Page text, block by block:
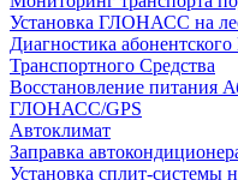
Установка ГЛОНАСС на
Диагностика
Транспортного Средства
Восстановление питания
ГЛОНАСС/GPS
Автоклимат
Заправка
Установка сплит-системы